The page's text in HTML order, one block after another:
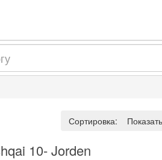
Сортировка:По
10- Jorden